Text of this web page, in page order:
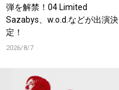
弾を解禁！04 Limited
Sazabys、w.o.d.などが出演決
定！
2026/8/7